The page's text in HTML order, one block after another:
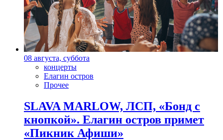
08 августа, суббота
концерты
Елагин остров
Прочее
SLAVA MARLOW, ЛСП, «Бонд с
кнопкой». Елагин остров примет
«Пикник Афиши»